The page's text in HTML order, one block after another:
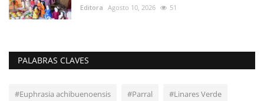
Editora Agosto 10, 2026 51
PALABRAS CLAVES
#Euphrasia achibuenoensis #Parral #Linares Verde